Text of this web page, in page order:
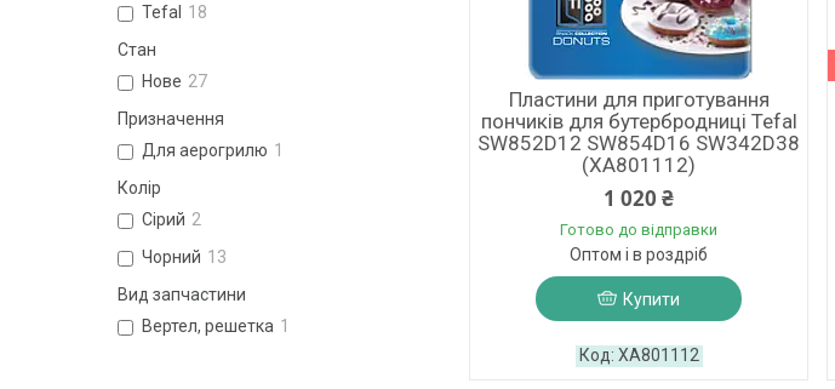
Пластини для приготування
пончиків для бутербродниці Tefal
SW852D12 SW854D16 SW342D38
(XA801112)
1 020 ₴
Готово до відправки
Оптом і в роздріб
Купити
XA801112
Tefal 18
Стан
Нове 27
Призначення
Для аерогрилю 1
Колір
Сірий 2
Чорний 13
Вид запчастини
Вертел, решетка 1